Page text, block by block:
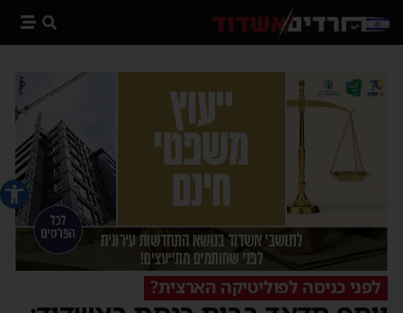
פתח
לפני כניסה לפוליטיקה הארצית?